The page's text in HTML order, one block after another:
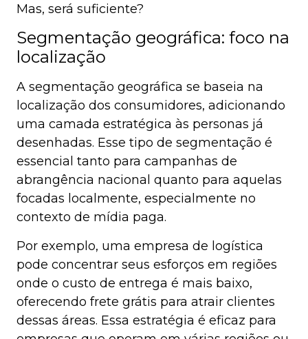
Mas, será suficiente?
Segmentação geográfica: foco na
localização
A segmentação geográfica se baseia na
localização dos consumidores, adicionando
uma camada estratégica às personas já
desenhadas. Esse tipo de segmentação é
essencial tanto para campanhas de
abrangência nacional quanto para aquelas
focadas localmente, especialmente no
contexto de mídia paga.
Por exemplo, uma empresa de logística
pode concentrar seus esforços em regiões
onde o custo de entrega é mais baixo,
oferecendo frete grátis para atrair clientes
dessas áreas. Essa estratégia é eficaz para